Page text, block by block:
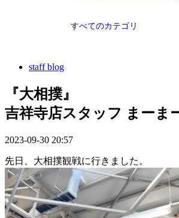
すべてのカテゴリ
staff blog
『大相撲』
吉祥寺店スタッフ まーま
2023-09-30 20:57
先日、大相撲観戦に行きました。